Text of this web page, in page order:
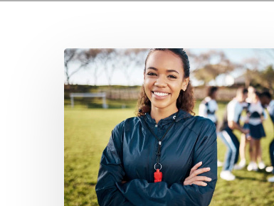
CPJEPS
Animateur
d’Activités
et
de
Quotidienne